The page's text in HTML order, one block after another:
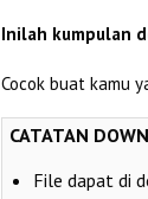
Inilah kumpulan
Cocok buat kamu
CATATAN
File dapat di